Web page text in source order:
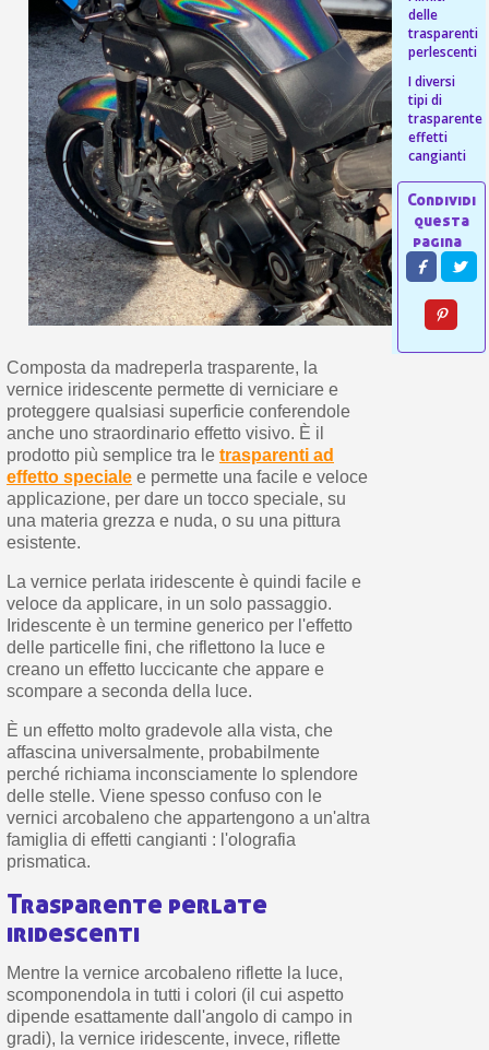
Composta da madreperla trasparente, la
vernice iridescente permette di verniciare e
proteggere qualsiasi superficie conferendole
anche uno straordinario effetto visivo. È il
prodotto più semplice tra le trasparenti ad
effetto specialee permette una facile e veloce
applicazione, per dare un tocco speciale, su
una materia grezza e nuda, o su una pittura
esistente.
La vernice perlata iridescente è quindi facile e
veloce da applicare, in un solo passaggio.
Iridescente è un termine generico per l'effetto
delle particelle fini, che riflettono la luce e
creano un effetto luccicante che appare e
scompare a seconda della luce.
È un effetto molto gradevole alla vista, che
affascina universalmente, probabilmente
perché richiama inconsciamente lo splendore
delle stelle. Viene spesso confuso con le
vernici arcobaleno che appartengono a un'altra
famiglia di effetti cangianti : l'olografia
prismatica.
Trasparente perlate
iridescenti
Mentre la vernice arcobaleno riflette la luce,
scomponendola in tutti i colori (il cui aspetto
dipende esattamente dall'angolo di campo in
gradi), la vernice iridescente, invece, riflette
delle
trasparenti
perlescenti
I diversi
tipi di
trasparente
effetti
cangianti